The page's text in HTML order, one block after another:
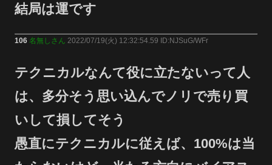
結局は運です
106 名無しさん 2022/07/19(火) 12:32:54.59 ID:NJSuG/WFr
テクニカルなんて役に立たないって人
は、多分そう思い込んでノリで売り買
いして損してそう
愚直にテクニカルに従えば、100%は当